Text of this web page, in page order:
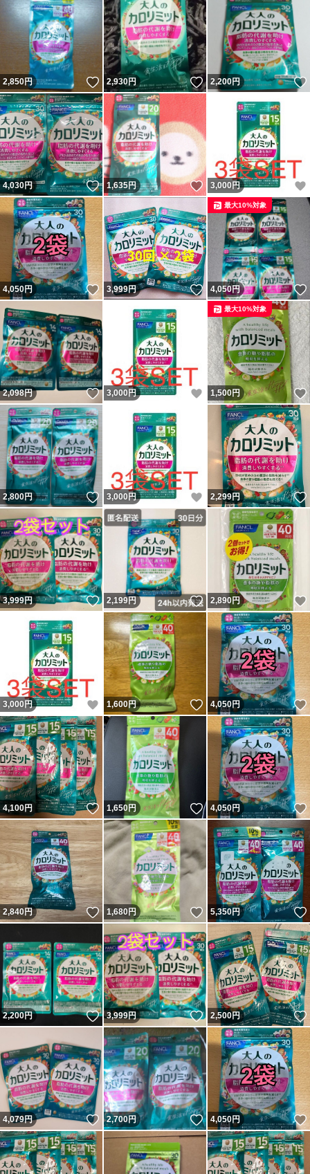
2,850円 いいね！
2,930円 いいね！
2,200円
4,030円 いいね！
1,635円 いいね！
3,000 円
4,050円 いいね！
3,999円 いいね！
4,050円
最大10%対象
2,098円 いいね！
3,000 円 いいね！
1,500円
最大10%対象
2,800円 いいね！
3,000 円 いいね！
2,299円
3,999円 いいね！
2,199円 いいね！
2,890円
3,000 円 いいね！
1,600円 いいね！
4,050円
4,100円 いいね！
1,650円 いいね！
4,050円
2,840円 いいね！
1,680円 いいね！
5,350円
2,200円 いいね！
3,999円 いいね！
2,500円
4,079円 いいね！
2,700円 いいね！
4,050円